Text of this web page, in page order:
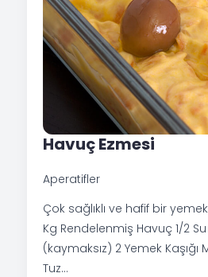
Havuç Ezmesi
Aperatifler
Çok sağlıklı ve hafif bir
Kg Rendelenmiş Havuç 1/2
(kaymaksız) 2 Yemek
Tuz…